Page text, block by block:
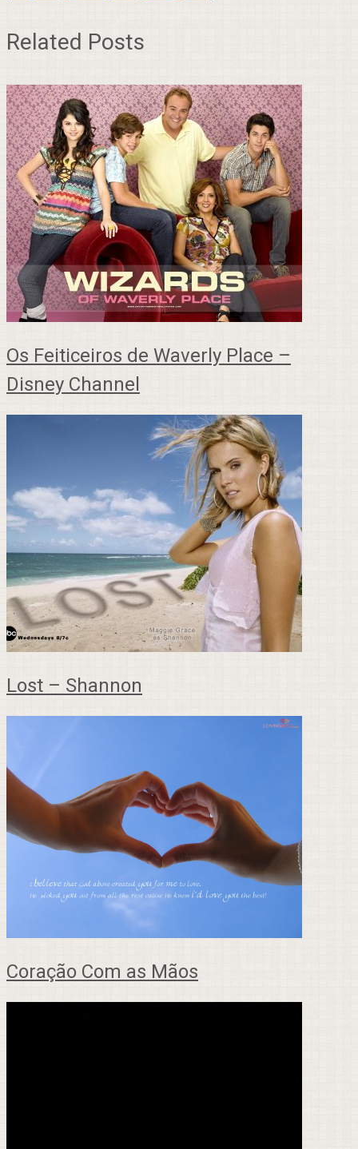
Related Posts
Os Feiticeiros de Waverly Place –
Disney Channel
Lost – Shannon
Coração Com as Mãos